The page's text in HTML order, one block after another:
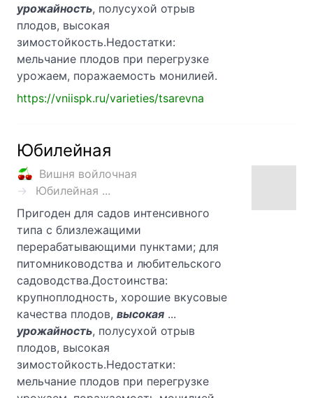
урожайность, полусухой отрыв
плодов, высокая
зимостойкость.Недостатки:
мельчание плодов при перегрузке
урожаем, поражаемость монилией.
https://vniispk.ru/varieties/tsarevna
Юбилейная
Вишня войлочная
Юбилейная ...
Пригоден для садов интенсивного
типа с близлежащими
перерабатывающими пунктами; для
питомниководства и любительского
садоводства.Достоинства:
крупноплодность, хорошие вкусовые
качества плодов, высокая ...
урожайность, полусухой отрыв
плодов, высокая
зимостойкость.Недостатки:
мельчание плодов при перегрузке